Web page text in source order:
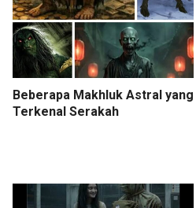
Beberapa Makhluk Astral yang
Terkenal Serakah